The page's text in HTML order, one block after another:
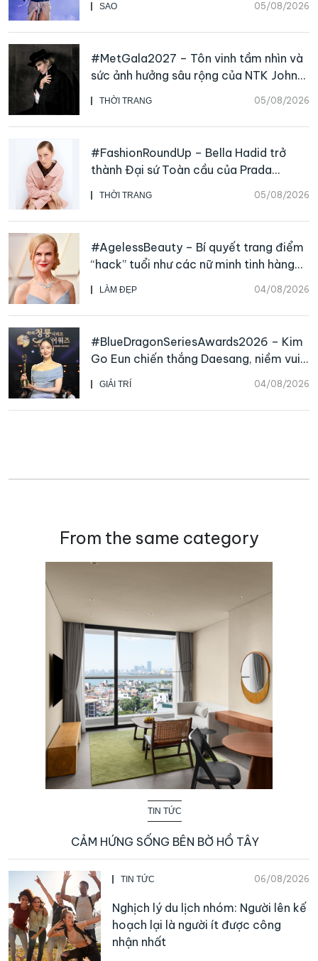
SAO 05/08/2026
THỜI TRANG 05/08/2026
#MetGala2027 – Tôn vinh tầm nhìn và
sức ảnh hưởng sâu rộng của NTK John
Galliano
THỜI TRANG 05/08/2026
#FashionRoundUp – Bella Hadid trở
thành Đại sứ Toàn cầu của Prada
Beauty, CHANEL mua lại Charvet
LÀM ĐẸP 04/08/2026
#AgelessBeauty – Bí quyết trang điểm
“hack” tuổi như các nữ minh tinh hàng
đầu
GIẢI TRÍ 04/08/2026
#BlueDragonSeriesAwards2026 – Kim
Go Eun chiến thắng Daesang, niềm vui
nhân đôi của Park Bo Kyung sau 23
năm
From the same category
TIN TỨC
CẢM HỨNG SỐNG BÊN BỜ HỒ TÂY
TIN TỨC 06/08/2026
Nghịch lý du lịch nhóm: Người lên kế
hoạch lại là người ít được công
nhận nhất